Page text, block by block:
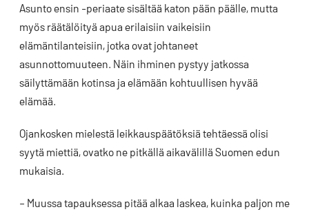
Asunto ensin -periaate sisältää katon pään päälle, mutta
myös räätälöityä apua erilaisiin vaikeisiin
elämäntilanteisiin, jotka ovat johtaneet
asunnottomuuteen. Näin ihminen pystyy jatkossa
säilyttämään kotinsa ja elämään kohtuullisen hyvää
elämää.
Ojankosken mielestä leikkauspäätöksiä tehtäessä olisi
syytä miettiä, ovatko ne pitkällä aikavälillä Suomen edun
mukaisia.
– Muussa tapauksessa pitää alkaa laskea, kuinka paljon me